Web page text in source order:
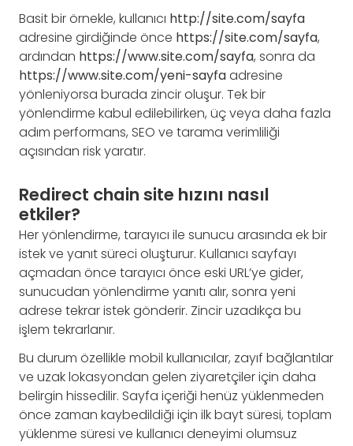
Basit bir örnekle, kullanıcı http://site.com/sayfa
adresine girdiğinde önce https://site.com/sayfa,
ardından https://www.site.com/sayfa, sonra da
https://www.site.com/yeni-sayfaadresine
yönleniyorsa burada zincir oluşur. Tek bir
yönlendirme kabul edilebilirken, üç veya daha fazla
adım performans, SEO ve tarama verimliliği
açısından risk yaratır.
Redirect chain site hızını nasıl
etkiler?
Her yönlendirme, tarayıcı ile sunucu arasında ek bir
istek ve yanıt süreci oluşturur. Kullanıcı sayfayı
açmadan önce tarayıcı önce eski URL’ye gider,
sunucudan yönlendirme yanıtı alır, sonra yeni
adrese tekrar istek gönderir. Zincir uzadıkça bu
işlem tekrarlanır.
Bu durum özellikle mobil kullanıcılar, zayıf bağlantılar
ve uzak lokasyondan gelen ziyaretçiler için daha
belirgin hissedilir. Sayfa içeriği henüz yüklenmeden
önce zaman kaybedildiği için ilk bayt süresi, toplam
yüklenme süresi ve kullanıcı deneyimi olumsuz